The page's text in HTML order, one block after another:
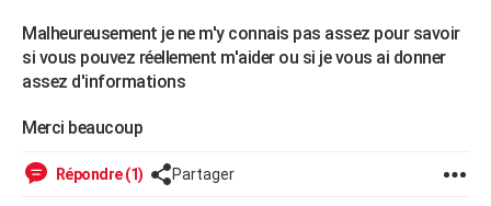
Malheureusement je ne m'y connais pas assez pour savoir
si vous pouvez réellement m'aider ou si je vous ai donner
assez d'informations
Merci beaucoup
Répondre (1) Partager